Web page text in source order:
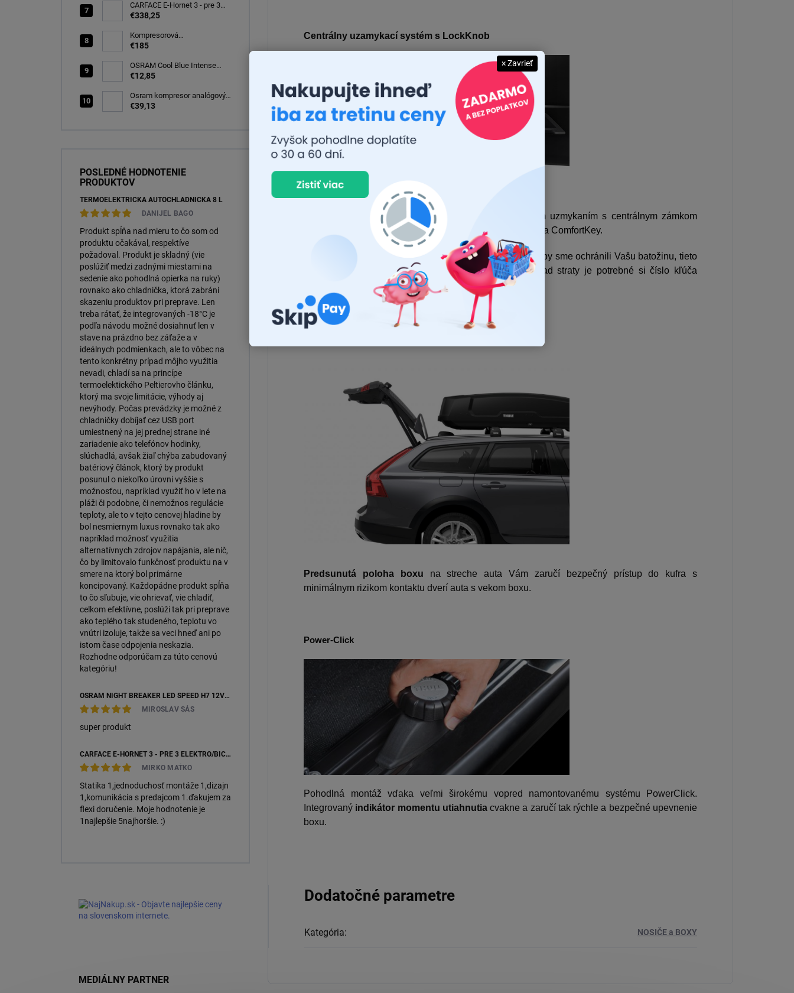
CARFACE E-Hornet 3 - pre 3
elektro/bicykle
€338,25
Kompresorová
autochladnička 25 litrov, -20C
€185
OSRAM Cool Blue Intense
(NEXT GEN) H7 PX26d 12V
(64210CBN-2HB)
€12,85
Osram kompresor analógový
s tesniacou hmotou opravná
€39,13
POSLEDNÉ HODNOTENIE
PRODUKTOV
TERMOELEKTRICKÁ AUTOCHLADNIČKA 8 L
DANIJEL BAGO
Produkt spĺňa nad mieru to čo som od
produktu očakával, respektíve
požadoval. Produkt je skladný (vie
poslúžiť medzi zadnými miestami na
sedenie ako pohodlná opierka na ruky)
rovnako ako chladnička, ktorá zabráni
skazeniu produktov pri preprave. Len
treba rátať, že integrovaných -18°C je
podľa návodu možné dosiahnuť len v
stave na prázdno bez záťaže a v
ideálnych podmienkach, ale to vôbec na
tento konkrétny prípad môjho využitia
nevadi, chladí sa na princípe
termoelektického Peltierovho článku,
ktorý ma svoje limitácie, výhody aj
nevýhody. Počas prevádzky je možné z
chladničky dobíjať cez USB port
umiestnený na jej prednej strane iné
zariadenie ako telefónov hodinky,
slúchadlá, avšak žiaľ chýba zabudovaný
batériový článok, ktorý by produkt
posunul o niekoľko úrovni vyššie s
možnosťou, napríklad využiť ho v lete na
pláži či podobne, či nemožnos regulácie
teploty, ale to v tejto cenovej hladine by
bol nesmiernym luxus rovnako tak ako
napríklad možnosť využitia
alternatívnych zdrojov napájania, ale nič,
čo by limitovalo funkčnosť produktu na v
smere na ktorý bol primárne
koncipovaný. Každopádne produkt spĺňa
to čo sľubuje, vie ohrievať, vie chladiť,
celkom efektívne, poslúži tak pri preprave
ako teplého tak studeného, teplotu vo
vnútri izoluje, takže sa veci hneď ani po
istom čase odpojenia neskazia.
Rozhodne odporúčam za túto cenovú
kategóriu!
OSRAM NIGHT BREAKER LED SPEED H7 12V 16W 6000K +450 % (64210DWNBSP450-2HB) – 2KS, ECOPACK
MIROSLAV SÁS
super produkt
CARFACE E-HORNET 3 - PRE 3 ELEKTRO/BICYKLE
MIRKO MAŤKO
Statika 1,jednoduchosť montáže 1,dizajn
1,komunikácia s predajcom 1.ďakujem za
flexi doručenie. Moje hodnotenie je
1najlepšie 5najhoršie. :)
MEDIÁLNY PARTNER
Centrálny uzamykací systém s LockKnob
Strešný box Thule Force XT je vybavený viacbodovým uzmykaním s centrálnym zámkom
LockKnob ktorý pomáha predchádzať opotrebovaniu kľúča ComfortKey.
Rada boxov Thule Force je vybavená novým zámkom. Aby sme ochránili Vašu batožinu, tieto
nové zámky už nemajú vyrazené číslo kľúča. pre prípad straty je potrebné si číslo kľúča
poznačiť na bezpečné miesto po zakúpení boxu.
Predsunutá poloha boxu na streche auta Vám zaručí bezpečný prístup do kufra s
minimálnym rizikom kontaktu dverí auta s vekom boxu.
Power-Click
Pohodlná montáž vďaka veľmi širokému vopred namontovanému systému PowerClick.
Integrovaný indikátor momentu utiahnutiacvakne a zaručí tak rýchle a bezpečné upevnenie
boxu.
Dodatočné parametre
Kategória: NOSIČE a BOXY
× Zavrieť